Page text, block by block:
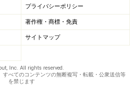
とたずねるようにしましょう。
転手さんが地名を大きな声で言
のバス停で降りれば、間違いな
るでしょう。
です。最新の内容をご確認くださ
プライバシーポリシー
著作権・商標・免責
サイトマップ
Inc. All rights reserved.
べてのコンテンツの無断複写・転載・公衆送信等
を禁じます